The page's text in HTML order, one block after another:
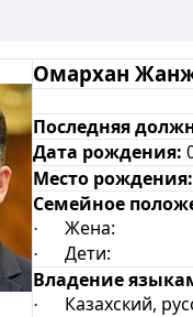
Омархан
Последняя
Дата рождения:
Место рождения:
Семейное
· Жена:
·
Дети:
Владение
·
Казахский,